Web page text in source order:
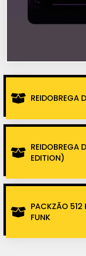
REIDOBREGA
REIDOBREGA
EDITION)
PACKZÃO 512
FUNK